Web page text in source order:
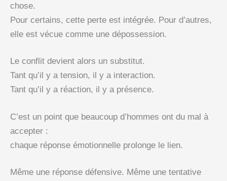
chose.
Pour certains, cette perte est intégrée. Pour d’autres,
elle est vécue comme une dépossession.
Le conflit devient alors un substitut.
Tant qu’il y a tension, il y a interaction.
Tant qu’il y a réaction, il y a présence.
C’est un point que beaucoup d’hommes ont du mal à
accepter :
chaque réponse émotionnelle prolonge le lien.
Même une réponse défensive. Même une tentative